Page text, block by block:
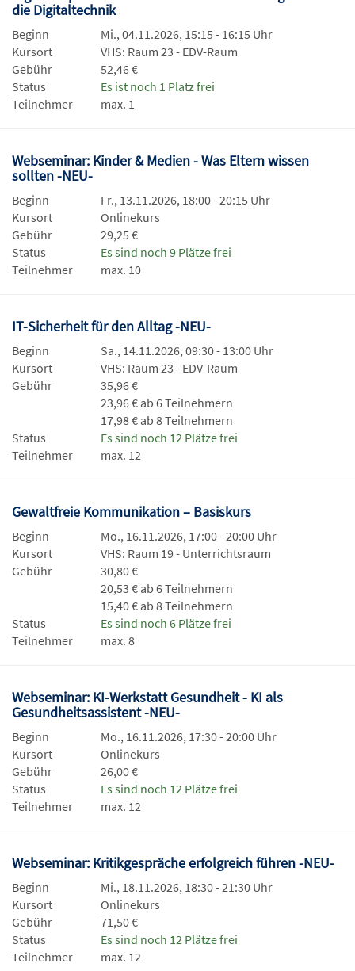
die Digitaltechnik
Beginn
Mi., 04.11.2026, 15:15 - 16:15 Uhr
Kursort
VHS: Raum 23 - EDV-Raum
Gebühr
52,46 €
Status
Es ist noch 1 Platz frei
Teilnehmer
max. 1
Webseminar: Kinder & Medien - Was Eltern wissen
sollten -NEU-
Beginn
Fr., 13.11.2026, 18:00 - 20:15 Uhr
Kursort
Onlinekurs
Gebühr
29,25 €
Status
Es sind noch 9 Plätze frei
Teilnehmer
max. 10
IT-Sicherheit für den Alltag -NEU-
Beginn
Sa., 14.11.2026, 09:30 - 13:00 Uhr
Kursort
VHS: Raum 23 - EDV-Raum
Gebühr
35,96 €
23,96 € ab 6 Teilnehmern
17,98 € ab 8 Teilnehmern
Status
Es sind noch 12 Plätze frei
Teilnehmer
max. 12
Gewaltfreie Kommunikation – Basiskurs
Beginn
Mo., 16.11.2026, 17:00 - 20:00 Uhr
Kursort
VHS: Raum 19 - Unterrichtsraum
Gebühr
30,80 €
20,53 € ab 6 Teilnehmern
15,40 € ab 8 Teilnehmern
Status
Es sind noch 6 Plätze frei
Teilnehmer
max. 8
Webseminar: KI-Werkstatt Gesundheit - KI als
Gesundheitsassistent -NEU-
Beginn
Mo., 16.11.2026, 17:30 - 20:00 Uhr
Kursort
Onlinekurs
Gebühr
26,00 €
Status
Es sind noch 12 Plätze frei
Teilnehmer
max. 12
Webseminar: Kritikgespräche erfolgreich führen -NEU-
Beginn
Mi., 18.11.2026, 18:30 - 21:30 Uhr
Kursort
Onlinekurs
Gebühr
71,50 €
Status
Es sind noch 12 Plätze frei
Teilnehmer
max. 12